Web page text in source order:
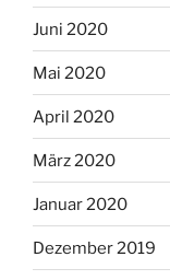
Juni 2020
Mai 2020
April 2020
März 2020
Januar 2020
Dezember 2019